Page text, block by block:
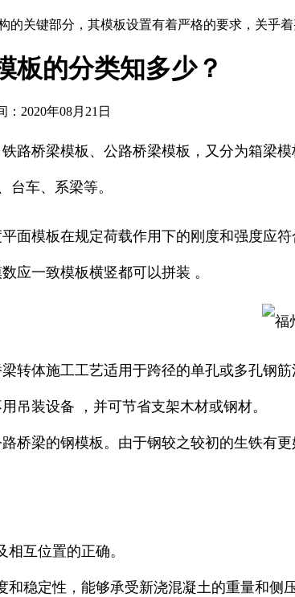
的关键部分，其模板设置有着严格的要求，关乎着
板的分类知多少？
：2020年08月21日
路桥梁模板、公路桥梁模板，又分为箱梁
台车、系梁等。
面模板在规定荷载作用下的刚度和强度应
应一致模板横竖都可以拼装 。
转体施工工艺适用于跨径的单孔或多孔钢
吊装设备 ，并可节省支架木材或钢材。
桥梁的钢模板。由于钢较之较初的生铁有
互位置的正确。
稳定性，能够承受新浇混凝土的重量和侧